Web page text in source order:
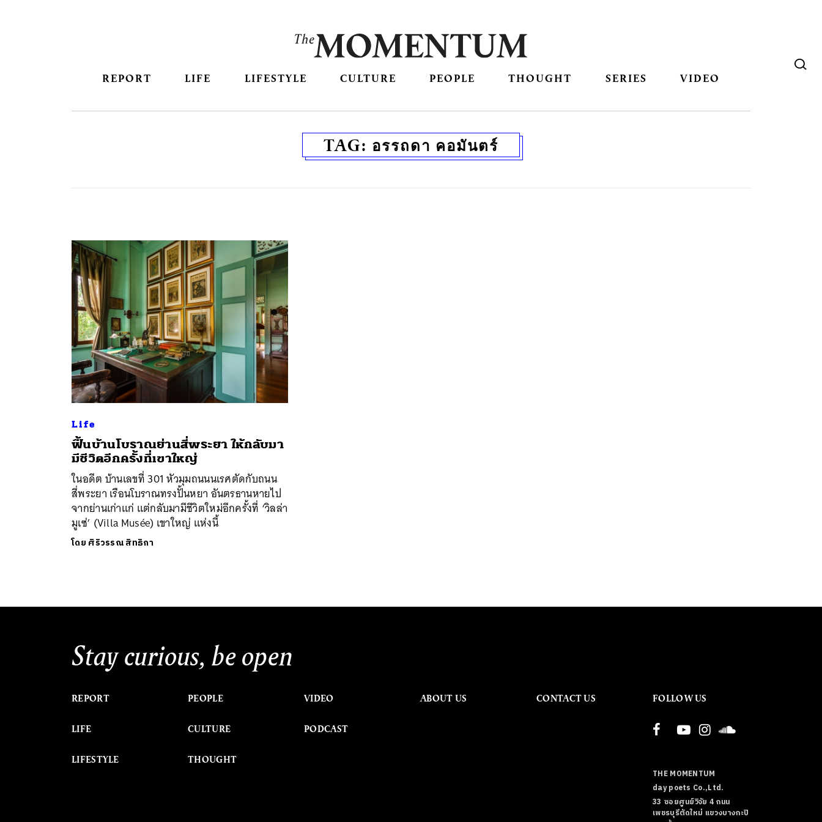
REPORT LIFE LIFESTYLE CULTURE PEOPLE THOUGHT SERIES VIDEO
TAG: อรรถดา คอมันตร์
Life
ฟื้นบ้านโบราณย่านสี่พระยา ให้กลับมา
มีชีวิตอีกครั้งที่เขาใหญ่
ในอดีต บ้านเลขที่ 301 หัวมุมถนนนเรศตัดกับถนน
สี่พระยา เรือนโบราณทรงปั้นหยา อันตรธานหายไป
จากย่านเก่าแก่ แต่กลับมามีชีวิตใหม่อีกครั้งที่ ‘วิลล่า
มูเซ่’ (Villa Musée) เขาใหญ่ แห่งนี้
โดย ศิริวรรณ สิทธิกา
Stay curious, be open
REPORT
LIFE
LIFESTYLE
PEOPLE
CULTURE
THOUGHT
VIDEO
PODCAST
ABOUT US CONTACT US FOLLOW US
THE MOMENTUM
day poets Co.,Ltd.
33 ซอยศูนย์วิจัย 4 ถนน
เพชรบุรีตัดใหม่ แขวงบางกะปิ